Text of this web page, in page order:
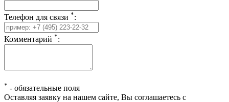
Телефон для связи *:
Комментарий *:
* - обязательные поля
Оставляя заявку на нашем сайте, Вы соглашаетесь с